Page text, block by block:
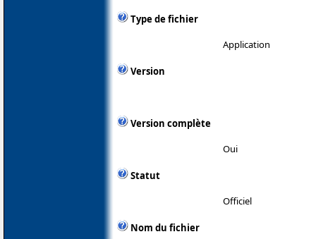
Type de fichier
Application
Version
Version complète
Oui
Statut
Officiel
Nom du fichier